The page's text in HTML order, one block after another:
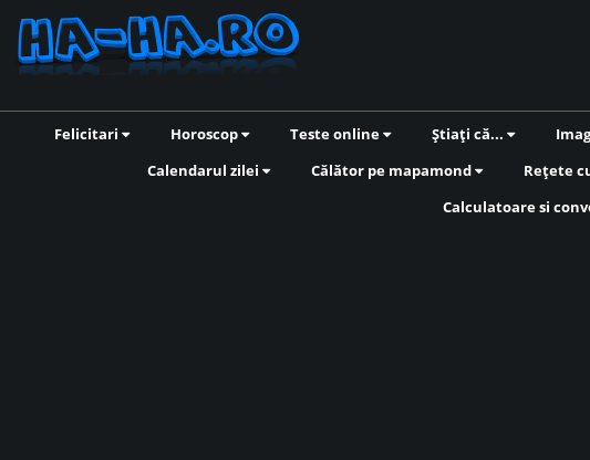
Felicitari Horoscop Teste online Știați că...
Calendarul zilei
Călător pe mapamond Rețete
Calculatoare si